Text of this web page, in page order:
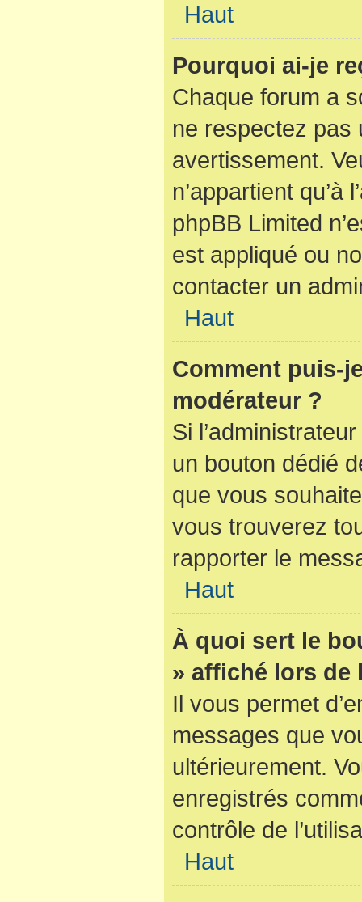
Haut
Pourquoi ai-je
Chaque forum a
ne respectez pas
avertissement.
n’appartient
phpBB Limited
est appliqué ou
contacter un
Haut
Comment puis-
modérateur ?
Si
un bouton dédié
que vous
vous trouverez
rapporter le
Haut
À quoi sert le
» affiché lors de
Il vous permet
messages que
ultérieurement.
enregistrés
contrôle de
Haut